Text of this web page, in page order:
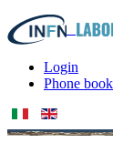
Login
Phone book